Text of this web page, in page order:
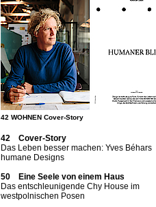
42 WOHNEN Cover-Story
42 Cover-Story
Das Leben besser machen: Yves Béhars
humane Designs
50 Eine Seele von einem Haus
Das entschleunigende Chy House im
westpolnischen Posen